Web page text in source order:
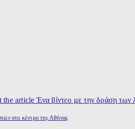
στο κέντρο της Αθήνας